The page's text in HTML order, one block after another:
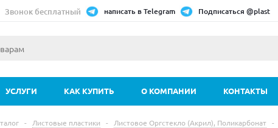
Звонок бесплатный написать в Telegram Подписаться @plast
УСЛУГИ КАК КУПИТЬ О КОМПАНИИ КОНТАКТЫ
- Листовые пластики - Листовое Оргстекло (Акрил), Поликарбонат -